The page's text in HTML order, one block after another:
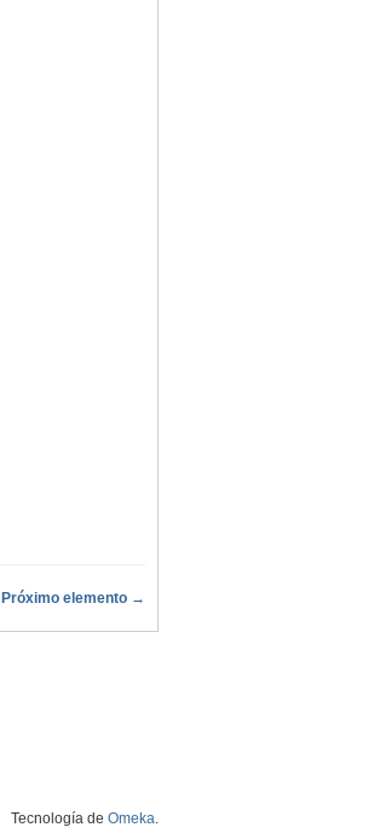
Próximo elemento →
Tecnología de Omeka.